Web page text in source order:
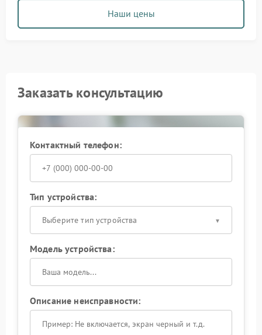
Наши цены
Заказать консультацию
Контактный телефон:
Тип устройства:
Выберите тип устройства
Модель устройства:
Описание неисправности: